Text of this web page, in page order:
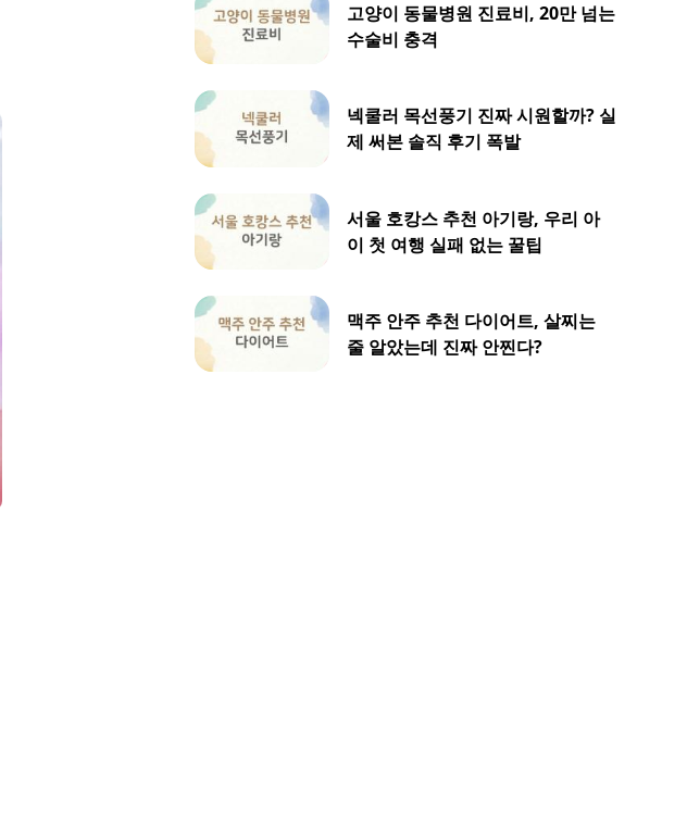
고양이 동물병원 진료비, 20만 넘는
수술비 충격
넥쿨러 목선풍기 진짜 시원할까? 실
제 써본 솔직 후기 폭발
서울 호캉스 추천 아기랑, 우리 아
이 첫 여행 실패 없는 꿀팁
맥주 안주 추천 다이어트, 살찌는
줄 알았는데 진짜 안찐다?